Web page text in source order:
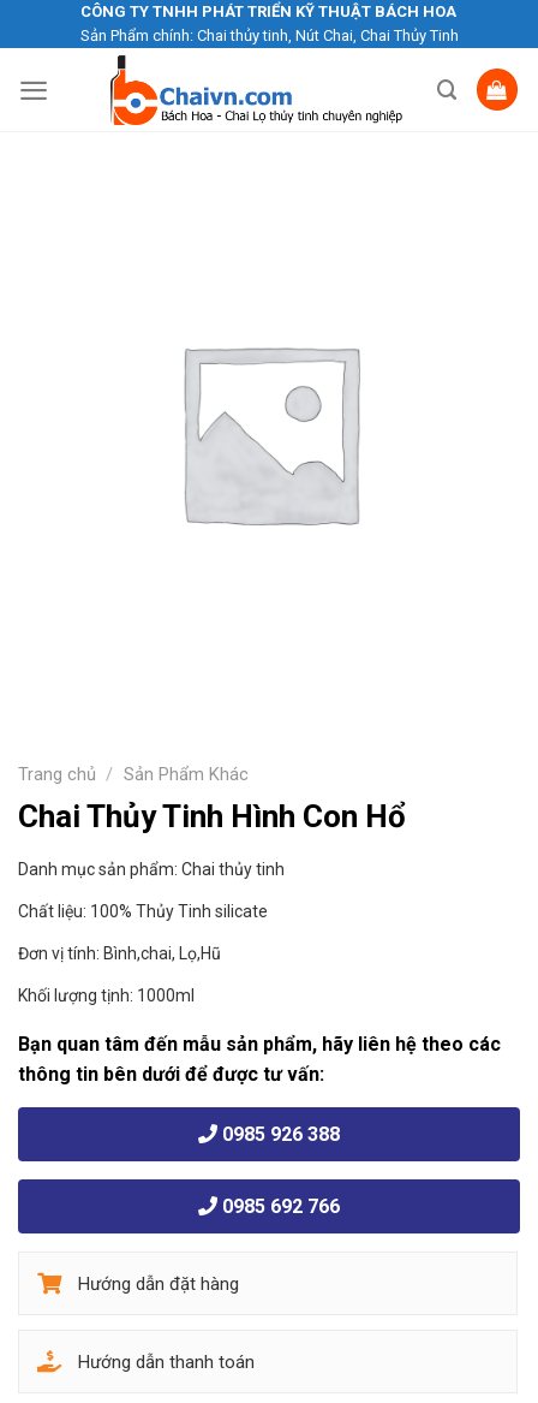
to
content
CÔNG TY TNHH PHÁT TRIỂN KỸ THUẬT BÁCH HOA
Sản Phẩm chính: Chai thủy tinh, Nút Chai, Chai Thủy Tinh
Trang chủ / Sản Phẩm Khác
Chai Thủy Tinh Hình Con Hổ
Danh mục sản phẩm: Chai thủy tinh
Chất liệu: 100% Thủy Tinh silicate
Đơn vị tính: Bình,chai, Lọ,Hũ
Khối lượng tịnh: 1000ml
Bạn quan tâm đến mẫu sản phẩm, hãy liên hệ theo các
thông tin bên dưới để được tư vấn:
0985 926 388
0985 692 766
Hướng dẫn đặt hàng
Hướng dẫn thanh toán